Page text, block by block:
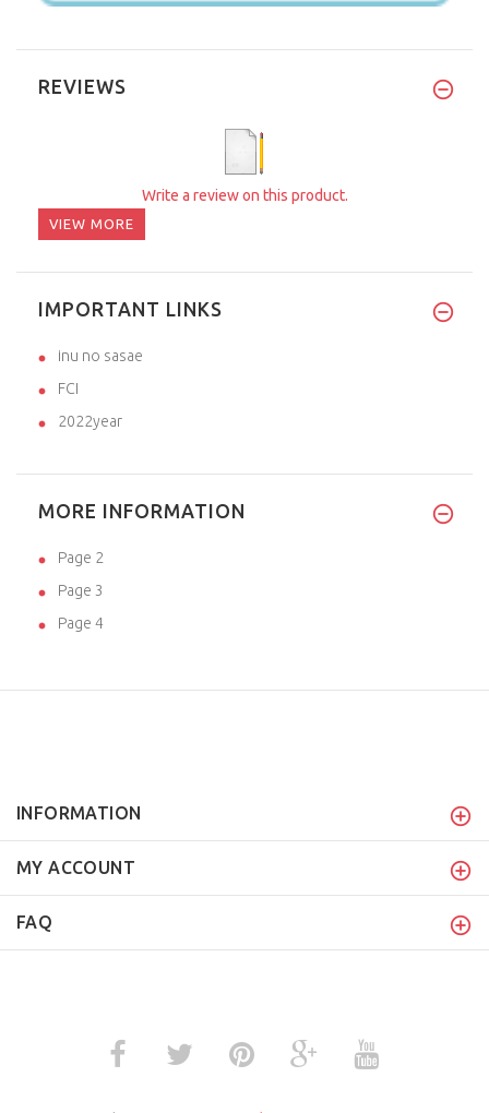
REVIEWS
Write a review on this product.
VIEW MORE
IMPORTANT LINKS
inu no sasae
FCI
2022year
MORE INFORMATION
Page 2
Page 3
Page 4
INFORMATION
MY ACCOUNT
FAQ